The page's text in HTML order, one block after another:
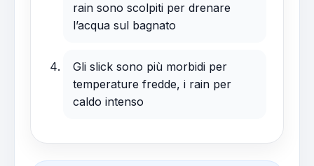
rain sono scolpiti per drenare
l’acqua sul bagnato
Gli slick sono più morbidi per
temperature fredde, i rain per
caldo intenso